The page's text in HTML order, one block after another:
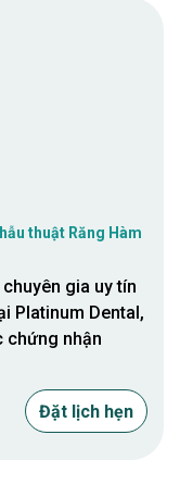
thuật Răng Hàm
gia uy tín
Platinum Dental,
chứng nhận
Đặt lịch hẹn